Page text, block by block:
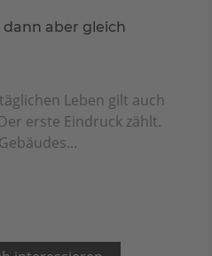
dann aber gleich
Leben gilt auch
erste Eindruck zählt.